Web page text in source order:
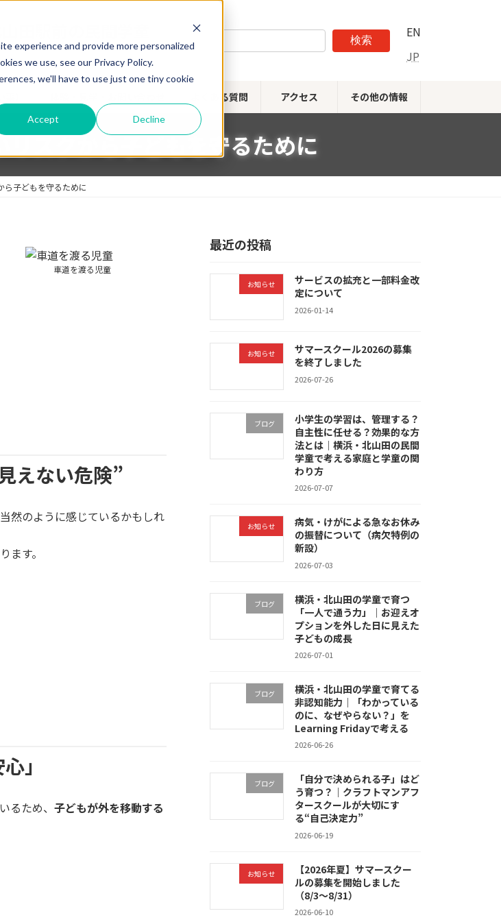
experience and provide more personalized
we use, see our Privacy Policy.
we'll have to use just one tiny cookie
Accept Decline
検索
EN
JP
よくある質問 アクセス その他の情報
リスクから子どもを守るために
ら子どもを守るために
車道を渡る児童
えない危険”
然のように感じているかもしれ
ます。
」
るため、 子どもが外を移動する
最近の投稿
お知らせ
サービスの拡充と一部料金改
定について
2026-01-14
お知らせ
サマースクール2026の募集
を終了しました
2026-07-26
ブログ
小学生の学習は、管理する？
自主性に任せる？効果的な方
法とは｜横浜・北山田の民間
学童で考える家庭と学童の関
わり方
2026-07-07
お知らせ
病気・けがによる急なお休み
の振替について（病欠特例の
新設）
2026-07-03
ブログ
横浜・北山田の学童で育つ
「一人で通う力」｜お迎えオ
プションを外した日に見えた
子どもの成長
2026-07-01
ブログ
横浜・北山田の学童で育てる
非認知能力｜「わかっている
のに、なぜやらない？」を
Learning Fridayで考える
2026-06-26
ブログ
「自分で決められる子」はど
う育つ？｜クラフトマンアフ
タースクールが大切にす
る“自己決定力”
2026-06-19
お知らせ
【2026年夏】サマースクー
ルの募集を開始しました
（8/3〜8/31）
2026-06-10